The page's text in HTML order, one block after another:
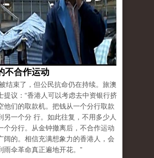
不合作运动
结束了，但公民抗命仍在持续。旅澳
提议：“香港人可以考虑去中资银行挤
他们的取款机。把钱从一个分行取款
另一个分 行。如此往复，不用多少人
个分行。从金钟撤离后，不合作运动
阔的。相信充满想象力的香港人，会
雨伞革命真正遍地开花。”